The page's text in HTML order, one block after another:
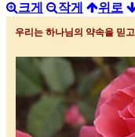
크게 작게 위로
우리는 하나님의 약속을 믿